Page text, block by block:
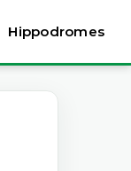
Hippodromes